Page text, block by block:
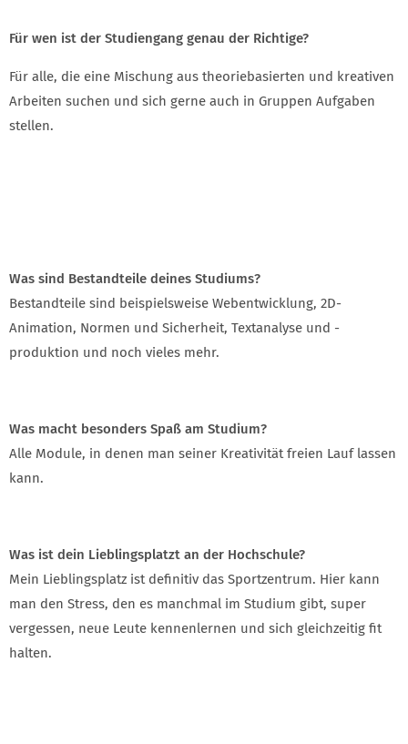
Für wen ist der Studiengang genau der Richtige?
Für alle, die eine Mischung aus theoriebasierten und kreativen
Arbeiten suchen und sich gerne auch in Gruppen Aufgaben
stellen.
Was sind Bestandteile deines Studiums?
Bestandteile sind beispielsweise Webentwicklung, 2D-
Animation, Normen und Sicherheit, Textanalyse und -
produktion und noch vieles mehr.
Was macht besonders Spaß am Studium?
Alle Module, in denen man seiner Kreativität freien Lauf lassen
kann.
Was ist dein Lieblingsplatzt an der Hochschule?
Mein Lieblingsplatz ist definitiv das Sportzentrum. Hier kann
man den Stress, den es manchmal im Studium gibt, super
vergessen, neue Leute kennenlernen und sich gleichzeitig fit
halten.